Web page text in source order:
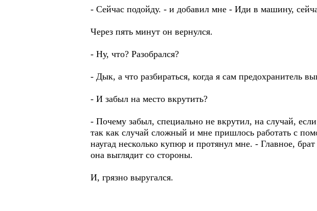
- Сейчас подойду. - и добавил мне - Иди в машину,
Через пять минут он вернулся.
- Ну, что? Разобрался?
- Дык, а что разбираться, когда я сам предохранитель
- И забыл на место вкрутить?
- Почему забыл, специально не вкрутил, на случай,
так как случай сложный и мне пришлось работать с
наугад несколько купюр и протянул мне. - Главное,
она выглядит со стороны.
И, грязно выругался.